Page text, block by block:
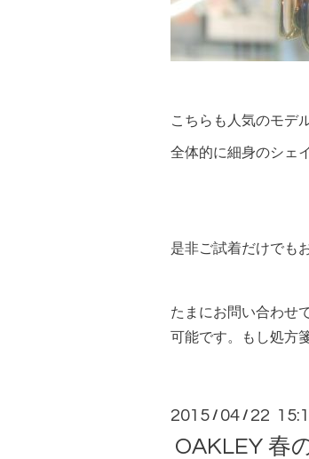
こちらも人気のモデル
全体的に細身のシェ
是非ご試着だけでも
たまにお問い合わせ
可能です。もし処方
2015 / 04 / 22
OAKLEY 春